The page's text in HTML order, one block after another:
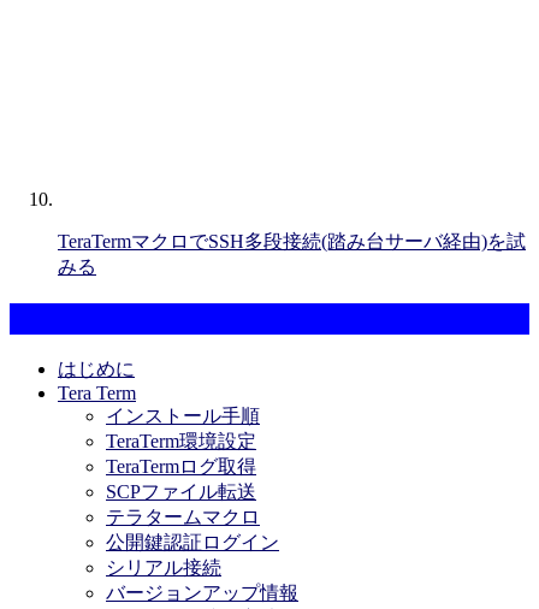
TeraTermマクロでSSH多段接続(踏み台サーバ経由)を試
みる
はじめに
Tera Term
インストール手順
TeraTerm環境設定
TeraTermログ取得
SCPファイル転送
テラタームマクロ
公開鍵認証ログイン
シリアル接続
バージョンアップ情報